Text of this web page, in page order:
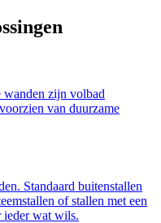
wanden zijn volbad
van duurzame
Standaard buitenstallen
of stallen met een
ieder wat wils.